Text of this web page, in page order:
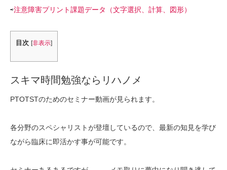
⇨注意障害プリント課題データ（文字選択、計算、図形）
目次 [非表示]
スキマ時間勉強ならリハノメ
PTOTSTのためのセミナー動画が見られます。
各分野のスペシャリストが登壇しているので、最新の知見を学び
ながら臨床に即活かす事が可能です。